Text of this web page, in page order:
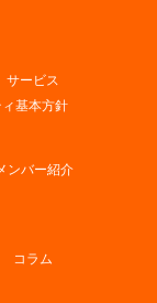
サービス
基本方針
ンバー紹介
コラム